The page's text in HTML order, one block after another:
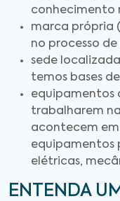
conhecimento
marca própria
no processo
sede
temos bases
equipamentos
trabalharem
acontecem
equipamentos
elétricas,
ENTENDA